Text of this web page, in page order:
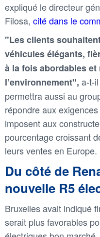
expliqué le directeur
Filosa, cité dans le
"Les clients
véhicules élégants,
à la fois abordables
l’environnement", a-t-
permettra aussi au
répondre aux
imposent aux
pourcentage croissant
leurs ventes en Europe.
Du côté de
nouvelle R5
Bruxelles avait indiqué
serait plus favorables